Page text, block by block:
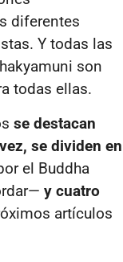
diferentes
Y todas las
son
todas ellas.
se destacan
se dividen en
el Buddha
y cuatro
artículos